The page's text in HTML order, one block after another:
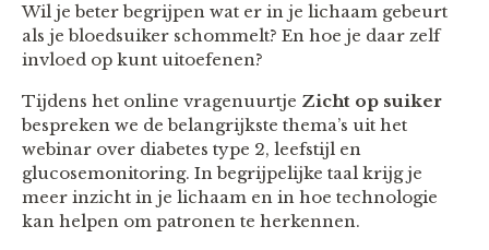
Wil je beter begrijpen wat er in je lichaam gebeurt
als je bloedsuiker schommelt? En hoe je daar zelf
invloed op kunt uitoefenen?
Tijdens het online vragenuurtje Zicht op suiker
bespreken we de belangrijkste thema’s uit het
webinar over diabetes type 2, leefstijl en
glucosemonitoring. In begrijpelijke taal krijg je
meer inzicht in je lichaam en in hoe technologie
kan helpen om patronen te herkennen.